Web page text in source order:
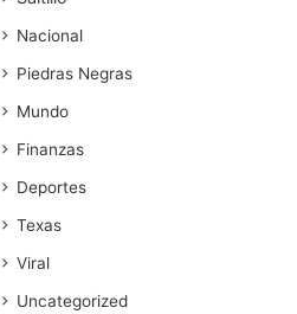
Nacional
Piedras Negras
Mundo
Finanzas
Deportes
Texas
Viral
Uncategorized